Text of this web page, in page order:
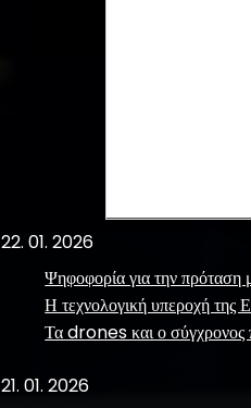
22. 01. 2026
Ψηφοφορία για την πρόταση
Η τεχνολογική υπεροχή της
Τα drones και ο σύγχρονος
21. 01. 2026